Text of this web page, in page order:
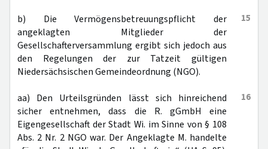
15
b) Die Vermögensbetreuungspflicht der
angeklagten Mitglieder der
Gesellschafterversammlung ergibt sich jedoch aus
den Regelungen der zur Tatzeit gültigen
Niedersächsischen Gemeindeordnung (NGO).
16
aa) Den Urteilsgründen lässt sich hinreichend
sicher entnehmen, dass die R. gGmbH eine
Eigengesellschaft der Stadt Wi. im Sinne von § 108
Abs. 2 Nr. 2 NGO war. Der Angeklagte M. handelte